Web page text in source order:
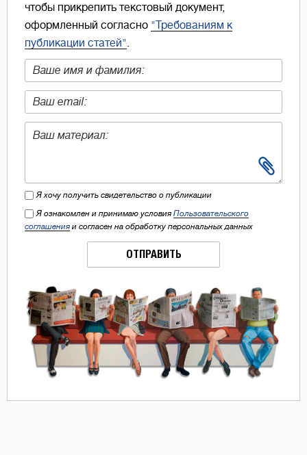
чтобы прикрепить текстовый документ,
оформленный согласно "Требованиям к
публикации статей".
Я хочу получить свидетельство о публикации
Я ознакомлен и принимаю условия Пользовательского
соглашения и согласен на обработку персональных данных
ОТПРАВИТЬ